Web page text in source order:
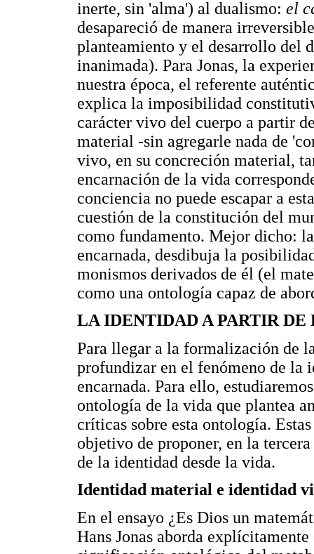
inerte, sin 'alma') al dualismo: el
desapareció de manera
planteamiento y el desarrollo del
inanimada). Para Jonas, la
nuestra época, el referente
explica la imposibilidad
carácter vivo del cuerpo a partir
material -sin agregarle nada de
vivo, en su concreción material,
encarnación de la vida
conciencia no puede escapar a
cuestión de la constitución del
como fundamento. Mejor dicho:
encarnada, desdibuja la
monismos derivados de él (el
como una ontología capaz de
LA IDENTIDAD A PARTIR
Para llegar a la formalización de
profundizar en el fenómeno de la
encarnada. Para ello,
ontología de la vida que plantea
críticas sobre esta ontología.
objetivo de proponer, en la
de la identidad desde la vida.
Identidad material e identidad
En el ensayo ¿Es Dios un
Hans Jonas aborda